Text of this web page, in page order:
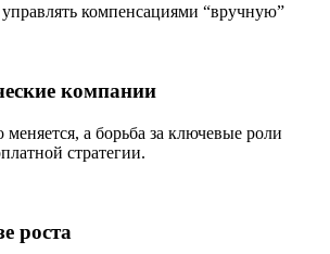
компенсациями “вручную”
компании
а борьба за ключевые роли
стратегии.
роста